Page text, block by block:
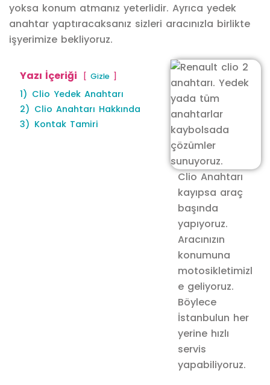
yoksa konum atmanız yeterlidir. Ayrıca yedek
anahtar yaptıracaksanız sizleri aracınızla birlikte
işyerimize bekliyoruz.
Yazı İçeriği Gizle
1) Clio Yedek Anahtarı
2) Clio Anahtarı Hakkında
3) Kontak Tamiri
Clio Anahtarı
kayıpsa araç
başında
yapıyoruz.
Aracınızın
konumuna
motosikletimizl
e geliyoruz.
Böylece
İstanbulun her
yerine hızlı
servis
yapabiliyoruz.